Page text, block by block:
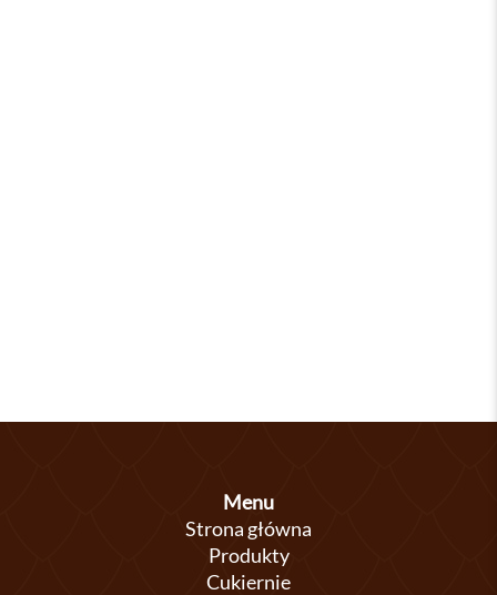
Menu
Strona główna
Produkty
Cukiernie